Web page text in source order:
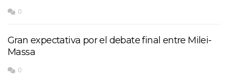
0
Gran expectativa por el debate final entre Milei-
Massa
0